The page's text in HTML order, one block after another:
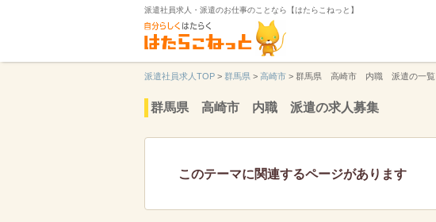
派遣社員求人・派遣のお仕事のことなら【はたらこねっと】
派遣社員求人TOP > 群馬県 > 高崎市 > 群馬県 高崎市 内職 派遣の一覧
群馬県 高崎市 内職 派遣の求人募集
このテーマに関連するページがあります